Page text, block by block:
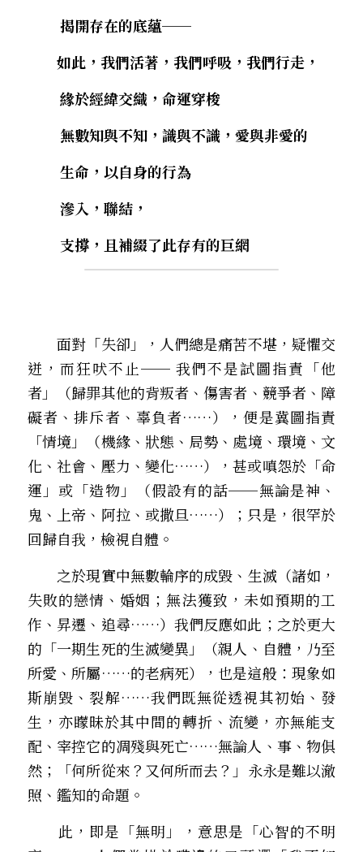
揭開存在的底蘊──
如此，我們活著，我們呼吸，我們行走，
緣於經緯交織，命運穿梭
        無數知與不知，識與不識，愛與非愛的
生命，以自身的行為
        滲入，聯結，
支撐，且補綴了此存有的巨網
面對「失卻」，人們總是痛苦不堪，疑懼交
迸，而狂吠不止── 我們不是試圖指責「他
者」（歸罪其他的背叛者、傷害者、競爭者、障
礙者、排斥者、辜負者……），便是冀圖指責
「情境」（機緣、狀態、局勢、處境、環境、文
化、社會、壓力、變化……），甚或嗔怨於「命
運」或「造物」（假設有的話──無論是神、
鬼、上帝、阿拉、或撒旦……）；只是，很罕於
回歸自我，檢視自體。
之於現實中無數輪序的成毀、生滅（諸如，
失敗的戀情、婚姻；無法獲致，未如預期的工
作、昇遷、追尋……）我們反應如此；之於更大
的「一期生死的生滅變異」（親人、自體，乃至
所愛、所屬……的老病死），也是這般：現象如
斯崩毀、裂解……我們既無從透視其初始、發
生，亦矇昧於其中間的轉折、流變，亦無能支
配、宰控它的凋殘與死亡……無論人、事、物俱
然；「何所從來？又何所而去？」永永是難以澈
照、鑑知的命題。
此，即是「無明」，意思是「心智的不明